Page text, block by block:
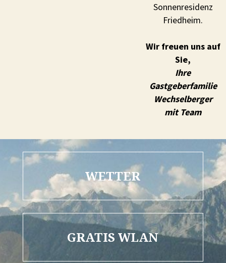
Sonnenresidenz
Friedheim.
Wir freuen uns auf
Sie,
Ihre
Gastgeberfamilie
Wechselberger
mit Team
WETTER
GRATIS WLAN